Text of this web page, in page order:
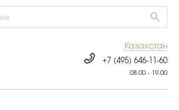
Казахстан
+7 (495) 646-11-60
08.00 - 19.00